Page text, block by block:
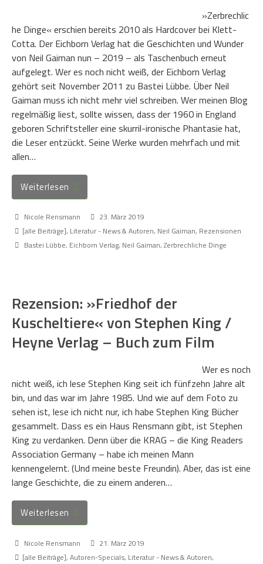
»Zerbrechlic
he Dinge« erschien bereits 2010 als Hardcover bei Klett-
Cotta. Der Eichborn Verlag hat die Geschichten und Wunder
von Neil Gaiman nun – 2019 – als Taschenbuch erneut
aufgelegt. Wer es noch nicht weiß, der Eichborn Verlag
gehört seit November 2011 zu Bastei Lübbe. Über Neil
Gaiman muss ich nicht mehr viel schreiben. Wer meinen Blog
regelmäßig liest, sollte wissen, dass der 1960 in England
geboren Schriftsteller eine skurril-ironische Phantasie hat,
die Leser entzückt. Seine Werke wurden mehrfach und mit
allen…
Weiterlesen
Nicole Rensmann
23. März 2019
[alle Beiträge], Literatur - News & Autoren, Neil Gaiman, Rezensionen
Bastei Lübbe, Eichborn Verlag, Neil Gaiman, Zerbrechliche Dinge
Rezension: »Friedhof der
Kuscheltiere« von Stephen King /
Heyne Verlag – Buch zum Film
Wer es noch
nicht weiß, ich lese Stephen King seit ich fünfzehn Jahre alt
bin, und das war im Jahre 1985. Und wie auf dem Foto zu
sehen ist, lese ich nicht nur, ich habe Stephen King Bücher
gesammelt. Dass es ein Haus Rensmann gibt, ist Stephen
King zu verdanken. Denn über die KRAG – die King Readers
Association Germany – habe ich meinen Mann
kennengelernt. (Und meine beste Freundin). Aber, das ist eine
lange Geschichte, die zu einem anderen…
Weiterlesen
Nicole Rensmann
21. März 2019
[alle Beiträge], Autoren-Specials, Literatur - News & Autoren,